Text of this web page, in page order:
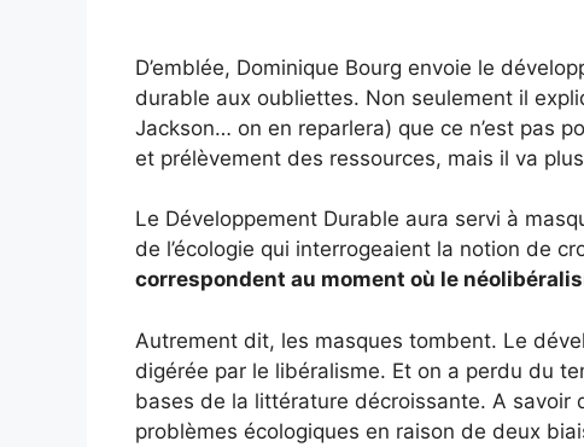
D’emblée, Dominique Bourg envoie le
durable aux oubliettes. Non seulement il
Jackson… on en reparlera) que ce n’est pas
et prélèvement des ressources, mais il va
Le Développement Durable aura servi à
de l’écologie qui interrogeaient la notion de
correspondent au moment où le
Autrement dit, les masques tombent. Le
digérée par le libéralisme. Et on a perdu du
bases de la littérature décroissante. A savoir
problèmes écologiques en raison de deux